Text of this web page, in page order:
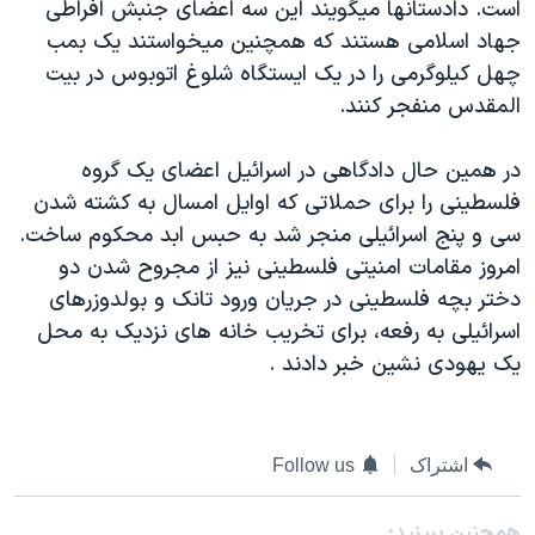
فرهنگ و زندگی
حقوق شهروندی
اقتصادی
اسرائیل در جنگ
گالری عکس
آرشیو پخش زنده
انتخابات ریاست جمهوری آمریکا ۲۰۲۴
حمله جمهوری اسلامی به اسرائیل
ورزش زنان در ایران
اعتراضات زن، زندگی، آزادی
مجموعه مستندهای دادخواهی
تریبونال مردمی آبان ۹۸
دادگاه حمید نوری
قانون شفافیت دارائی کادر رهبری ایران
اعتراضات مردمی آبان ۹۸
دنبال کنید
زبانهای مختلف
است. دادستانها ميگويند اين سه اعضای جنبش افراطی
جهاد اسلامی هستند که همچنين ميخواستند يک بمب
چهل کيلوگرمی را در يک ايستگاه شلوغ اتوبوس در بيت
المقدس منفجر کنند.
در همين حال دادگاهی در اسرائيل اعضای يک گروه
فلسطينی را برای حملاتی که اوايل امسال به کشته شدن
سی و پنج اسرائيلی منجر شد به حبس ابد محکوم ساخت.
امروز مقامات امنيتی فلسطينی نيز از مجروح شدن دو
دختر بچه فلسطينی در جريان ورود تانک و بولدوزرهای
اسرائيلی به رفعه، برای تخريب خانه های نزديک به محل
يک يهودی نشين خبر دادند .
اشتراک Follow us